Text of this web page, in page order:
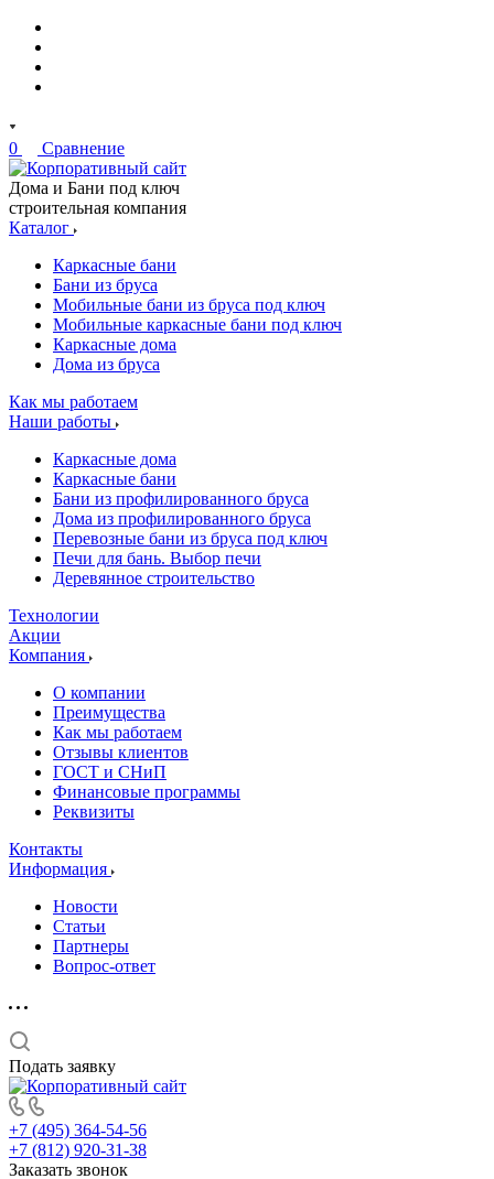
0 Сравнение
Дома и Бани под ключ
строительная компания
Каталог
Каркасные бани
Бани из бруса
Мобильные бани из бруса под ключ
Мобильные каркасные бани под ключ
Каркасные дома
Дома из бруса
Как мы работаем
Наши работы
Каркасные дома
Каркасные бани
Бани из профилированного бруса
Дома из профилированного бруса
Перевозные бани из бруса под ключ
Печи для бань. Выбор печи
Деревянное строительство
Технологии
Акции
Компания
О компании
Преимущества
Как мы работаем
Отзывы клиентов
ГОСТ и СНиП
Финансовые программы
Реквизиты
Контакты
Информация
Новости
Статьи
Партнеры
Вопрос-ответ
Подать заявку
+7 (495) 364-54-56
+7 (812) 920-31-38
Заказать звонок